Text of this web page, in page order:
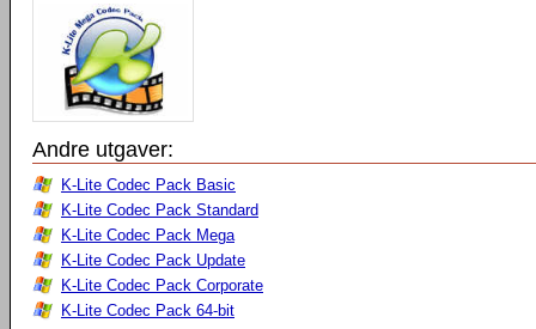
Andre utgaver:
K-Lite Codec Pack Basic
K-Lite Codec Pack Standard
K-Lite Codec Pack Mega
K-Lite Codec Pack Update
K-Lite Codec Pack Corporate
K-Lite Codec Pack 64-bit